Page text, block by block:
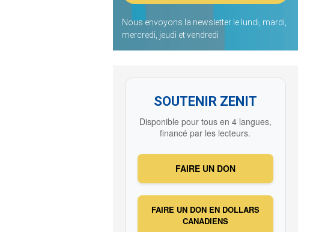
Nous envoyons la newsletter le lundi, mardi,
mercredi, jeudi et vendredi
SOUTENIR ZENIT
Disponible pour tous en 4 langues,
financé par les lecteurs.
FAIRE UN DON
FAIRE UN DON EN DOLLARS
CANADIENS